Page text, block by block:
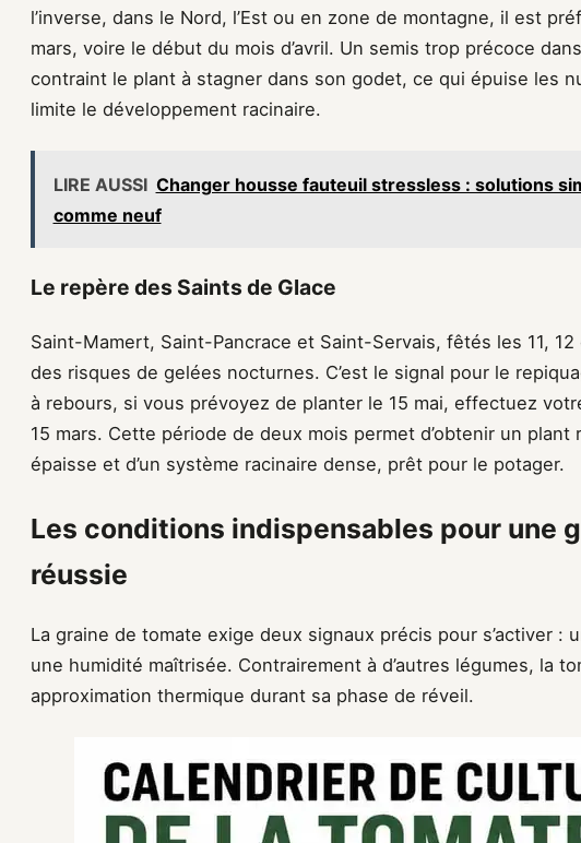
l’inverse, dans le Nord, l’Est ou en zone de montagne, il est
mars, voire le début du mois d’avril. Un semis trop précoce
contraint le plant à stagner dans son godet, ce qui épuise les
limite le développement racinaire.
LIRE AUSSI Changer housse fauteuil stressless : solutions
comme neuf
Le repère des Saints de Glace
Saint-Mamert, Saint-Pancrace et Saint-Servais, fêtés les 11,
des risques de gelées nocturnes. C’est le signal pour le
à rebours, si vous prévoyez de planter le 15 mai, effectuez
15 mars. Cette période de deux mois permet d’obtenir un plant
épaisse et d’un système racinaire dense, prêt pour le potager.
Les conditions indispensables pour une
réussie
La graine de tomate exige deux signaux précis pour s’activer :
une humidité maîtrisée. Contrairement à d’autres légumes, la
approximation thermique durant sa phase de réveil.